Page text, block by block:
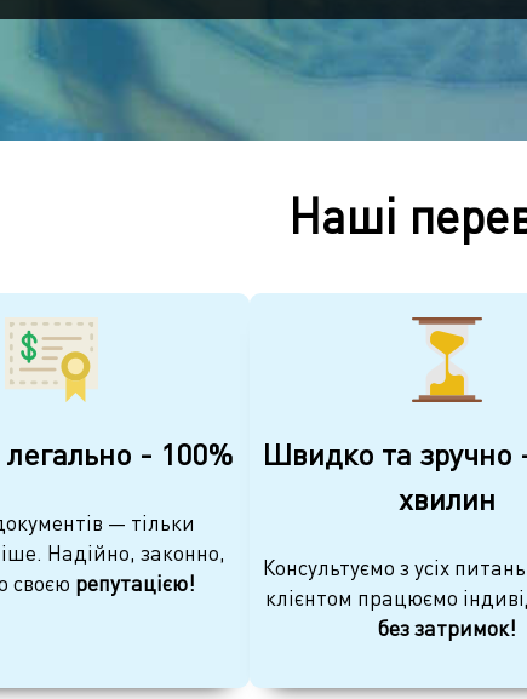
Наші
- 100%
— тільки
Надійно, законно,
своєю репутацією!
Швидко та зручно
хвилин
Консультуємо з усіх
клієнтом працюємо
без затримок!